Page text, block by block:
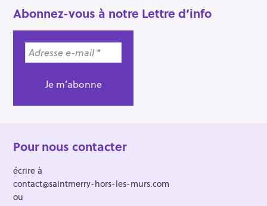
Abonnez-vous à notre Lettre d’info
Pour nous contacter
écrire à
contact@saintmerry-hors-les-murs.com
ou